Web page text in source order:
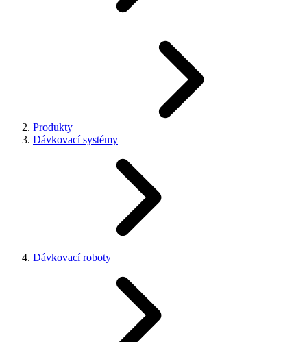
Produkty
Dávkovací systémy
Dávkovací roboty